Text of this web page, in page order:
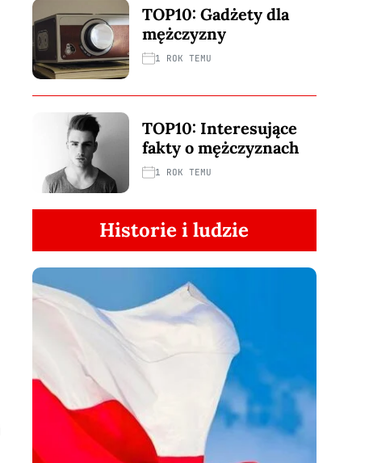
TOP10: Gadżety dla
mężczyzny
1 ROK TEMU
TOP10: Interesujące
fakty o mężczyznach
1 ROK TEMU
Historie i ludzie